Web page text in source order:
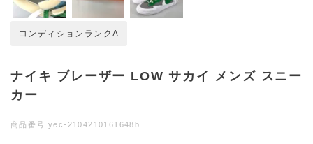
カラー
コンディションランクA
ナイキ ブレーザー LOW サカイ メンズ スニー
カー
商品番号 yec-2104210161648b